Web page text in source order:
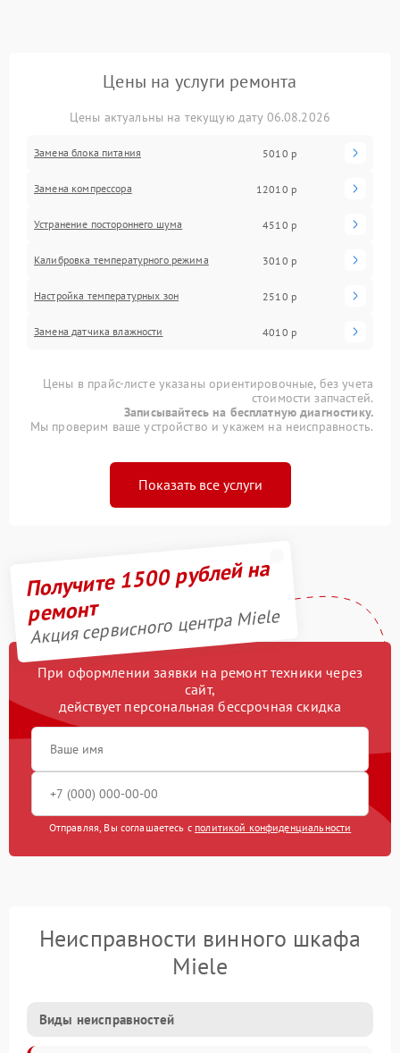
Цены на услуги ремонта
Цены актуальны на текущую дату 06.08.2026
Замена блока питания 5010 р
Замена компрессора 12010 р
Устранение постороннего шума 4510 р
Калибровка температурного режима 3010 р
Настройка температурных зон 2510 р
Замена датчика влажности 4010 р
Цены в прайс-листе указаны ориентировочные, без учета
стоимости запчастей.
Записывайтесь на бесплатную диагностику.
Мы проверим ваше устройство и укажем на неисправность.
Показать все услуги
Получите 1500 рублей на
ремонт
Акция сервисного центра Miele
При оформлении заявки на ремонт техники через
сайт,
действует персональная бессрочная скидка
Отправляя, Вы соглашаетесь с политикой конфиденциальности
Неисправности винного шкафа
Miele
Виды неисправностей